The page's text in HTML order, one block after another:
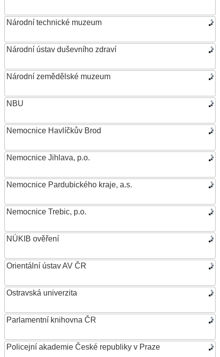
Národní technické muzeum
Národní ústav duševního zdraví
Národní zemědělské muzeum
NBU
Nemocnice Havlíčkův Brod
Nemocnice Jihlava, p.o.
Nemocnice Pardubického kraje, a.s.
Nemocnice Trebic, p.o.
NÚKIB ověření
Orientální ústav AV ČR
Ostravská univerzita
Parlamentní knihovna ČR
Policejní akademie České republiky v Praze